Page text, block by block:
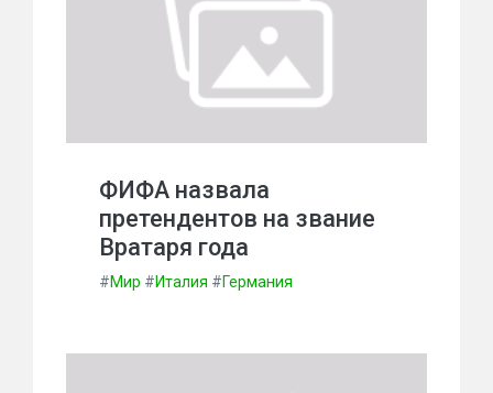
ФИФА назвала
претендентов на звание
Вратаря года
#Мир #Италия #Германия